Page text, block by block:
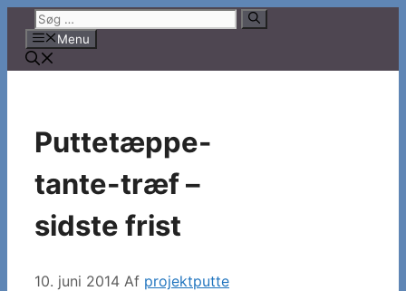
indhold
Søg
efter:Menu
Puttetæppe-
tante-træf –
sidste frist
10. juni 2014 Af projektputte